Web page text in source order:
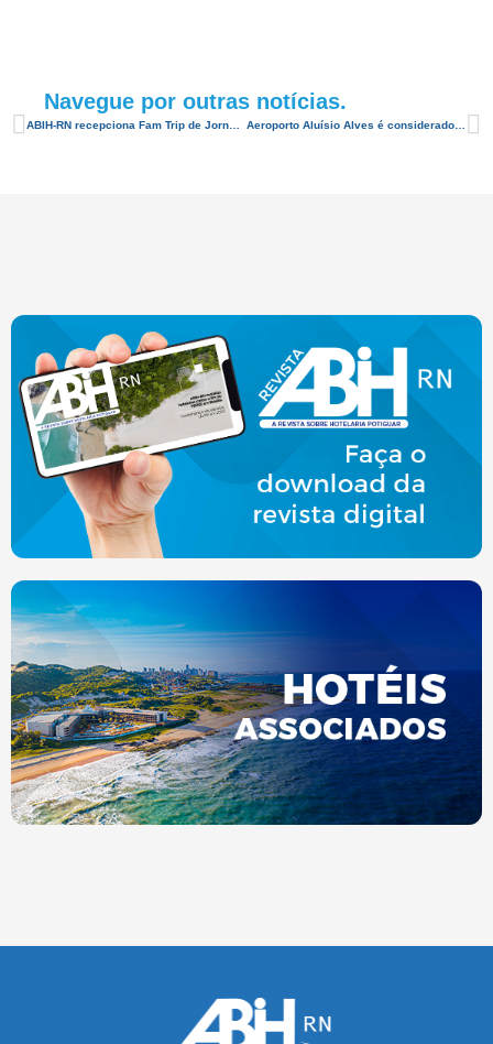
Navegue por outras notícias.
Aeroporto Aluísio Alves é considerado o melhor do Brasil